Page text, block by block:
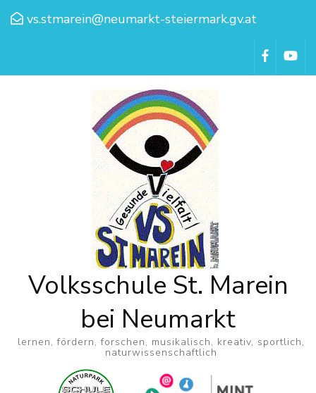
vs.stmarein@neumarkt-steiermark.gv.at
Volksschule St. Marein
bei Neumarkt
lernen, fördern, forschen, musikalisch, kreativ, sportlich,
naturwissenschaftlich